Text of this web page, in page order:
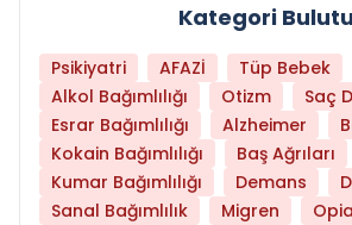
Kategori Bulutu
Psikiyatri AFAZİ
Tüp Bebek
Alkol Bağımlılığı
Otizm
Saç
Esrar Bağımlılığı
Alzheimer
Kokain Bağımlılığı
Baş Ağrıları
Kumar Bağımlılığı
Demans
Sanal Bağımlılık
Migren